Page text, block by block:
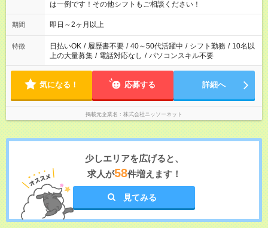
は一例です！その他シフトもご相談ください！
期間 即日～2ヶ月以上
特徴 日払いOK / 履歴書不要 / 40～50代活躍中 / シフト勤務 / 10名以
上の大量募集 / 電話対応なし / パソコンスキル不要
気になる！ 応募する 詳細へ
掲載元企業名 株式会社ニッソーネット
少しエリアを広げると、
求人が58件増えます！
見てみる